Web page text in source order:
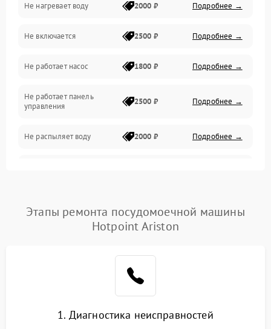
Датчики
Нагрев
Вода
Гигиена
Программное обеспечение
Не нагревает воду 2000 ₽ Подробнее →
Не включается 2500 ₽ Подробнее →
Не работает насос 1800 ₽ Подробнее →
Не работает панель
управления
2500 ₽ Подробнее →
Не распыляет воду 2000 ₽ Подробнее →
Проблемы с набором
воды
1800 ₽ Подробнее →
1700 ₽
циркуляционным насосом
2100 ₽ Подробнее →
Этапы ремонта посудомоечной машины
Hotpoint Ariston
1. Диагностика неисправностей